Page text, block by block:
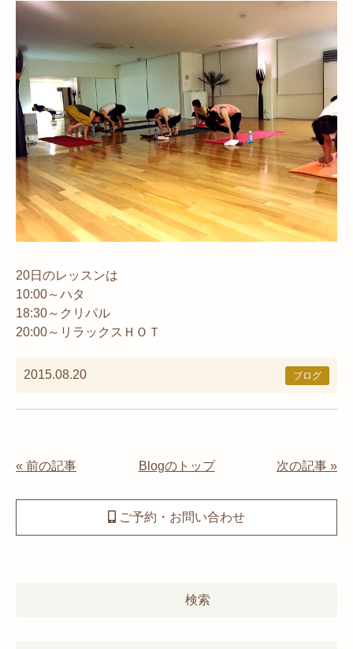
20日のレッスンは
10:00～ハタ
18:30～クリパル
20:00～リラックスＨＯＴ
2015.08.20 ブログ
« 前の記事 Blogのトップ 次の記事 »
ご予約・お問い合わせ